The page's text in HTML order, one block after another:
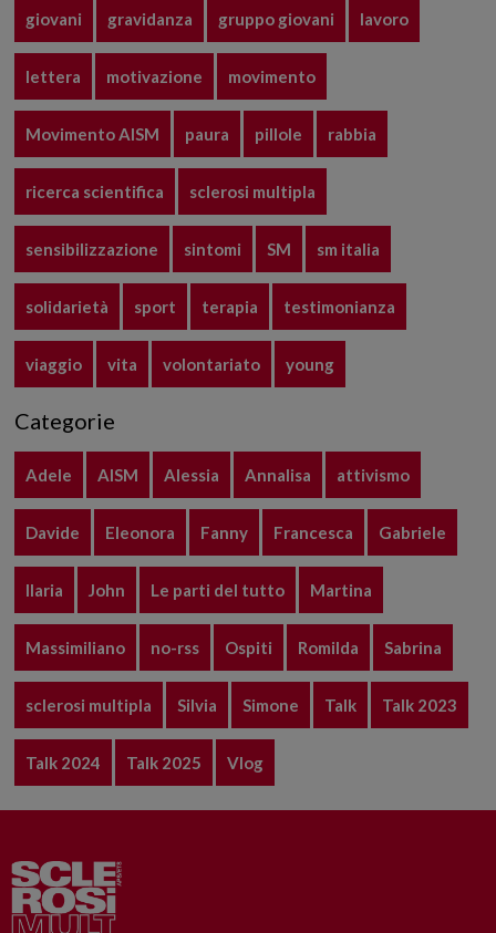
giovani gravidanza gruppo giovani lavoro
lettera motivazione movimento
Movimento AISM paura pillole rabbia
ricerca scientifica sclerosi multipla
sensibilizzazione sintomi SM sm italia
solidarietà sport terapia testimonianza
viaggio vita volontariato young
Categorie
Adele AISM Alessia Annalisa attivismo
Davide Eleonora Fanny Francesca Gabriele
Ilaria John Le parti del tutto Martina
Massimiliano no-rss Ospiti Romilda Sabrina
sclerosi multipla Silvia Simone Talk Talk 2023
Talk 2024 Talk 2025 Vlog